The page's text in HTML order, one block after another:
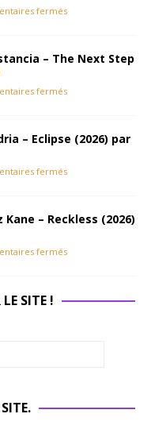
fermés
– The Next Step
fermés
– Eclipse (2026) par
fermés
Kane – Reckless (2026)
fermés
LE SITE !